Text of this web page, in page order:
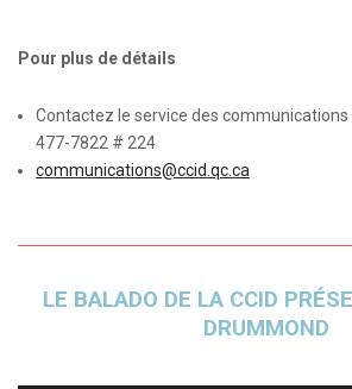
Pour plus de détails
Contactez le service des communications
477-7822 # 224
communications@ccid.qc.ca
LE BALADO DE LA CCID
DRUMMOND